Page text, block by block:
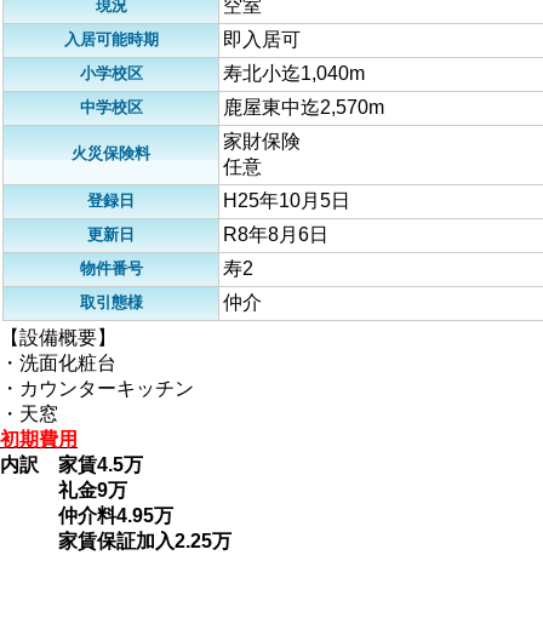
現況 空室
入居可能時期 即入居可
小学校区 寿北小迄1,040m
中学校区 鹿屋東中迄2,570m
火災保険料
家財保険
任意
登録日 H25年10月5日
更新日 R8年8月6日
物件番号 寿2
取引態様
仲介
【設備概要】
・洗面化粧台
・カウンターキッチン
・天窓
初期費用
内訳 家賃4.5万
礼金9万
仲介料4.95万
家賃保証加入2.25万